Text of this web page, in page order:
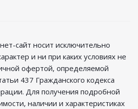
сайт носит исключительно
и ни при каких условиях не
офертой, определяемой
437 Гражданского кодекса
Для получения подробной
наличии и характеристиках